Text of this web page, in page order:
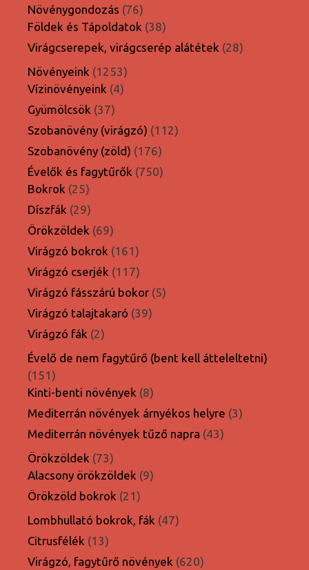
termék
Növénygondozás 7676
termék
Földek és Tápoldatok 3838
termék
Virágcserepek, virágcserép alátétek 2828
Növényeink 12531253
termék
Vízinövényeink 44
Gyümölcsök 3737
termék
Szobanövény (virágzó) 112112
Szobanövény (zöld) 176176
termék
Évelők és fagytűrők 750750
Bokrok 2525
termék
Díszfák 2929
termék
Örökzöldek 6969
termék
Virágzó bokrok 161161
termék
Virágzó cserjék 117117
termék
Virágzó fásszárú bokor 55
Virágzó talajtakaró 3939
Virágzó fák 22
termék
Évelő de nem fagytűrő (bent kell átteleltetni)
151151
termék
Kinti-benti növények 88
termék
Mediterrán növények árnyékos helyre 33
Mediterrán növények tűző napra 4343
Örökzöldek 7373
termék
Alacsony örökzöldek 99
Örökzöld bokrok 2121
termék
Lombhullató bokrok, fák 4747
Citrusfélék 1313
termék
Virágzó, fagytűrő növények 620620